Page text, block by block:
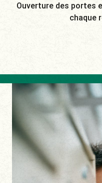
Ouverture des portes
chaque